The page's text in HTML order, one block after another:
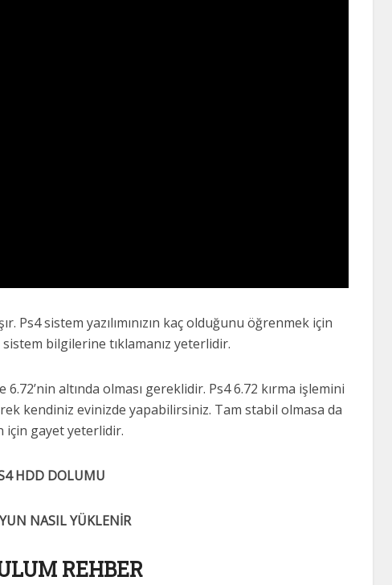
Ps4 sistem yazılımınızın kaç olduğunu öğrenmek için
bilgilerine tıklamanız yeterlidir.
altında olması gereklidir. Ps4 6.72 kırma işlemini
kendiniz evinizde yapabilirsiniz. Tam stabil olmasa da
için gayet yeterlidir.
HDD DOLUMU
NASIL YÜKLENİR
REHBER